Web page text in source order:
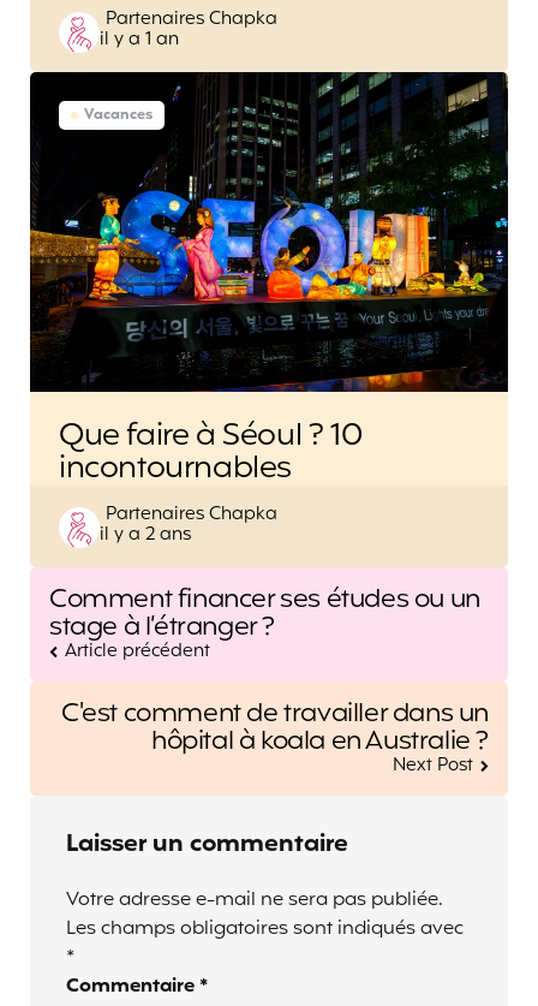
Posted
by
Partenaires Chapka
il y a 1 an
Vacances
Que faire à Séoul ? 10
incontournables
Posted
by
Partenaires Chapka
il y a 2 ans
Post
navigation
Comment financer ses études ou un
stage à l’étranger ?
Article précédent
C'est comment de travailler dans un
hôpital à koala en Australie ?
Next Post
Laisser un commentaire
Votre adresse e-mail ne sera pas publiée.
Les champs obligatoires sont indiqués avec
*
Commentaire *